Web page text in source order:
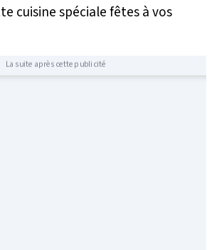
cuisine spéciale fêtes à vos
La suite après cette publicité